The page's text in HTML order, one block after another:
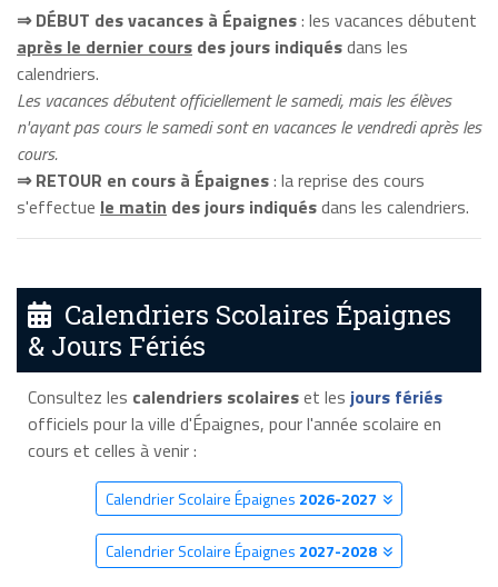
⇒ DÉBUT des vacances à Épaignes: les vacances débutent
après le dernier cours des jours indiquésdans les
calendriers.
Les vacances débutent officiellement le samedi, mais les élèves
n'ayant pas cours le samedi sont en vacances le vendredi après les
cours.
⇒ RETOUR en cours à Épaignes: la reprise des cours
s'effectue le matin des jours indiquésdans les calendriers.
Calendriers Scolaires Épaignes
& Jours Fériés
Consultez les calendriers scolaireset les jours fériés
officiels pour la ville d'Épaignes, pour l'année scolaire en
cours et celles à venir :
Calendrier Scolaire Épaignes 2026-2027
Calendrier Scolaire Épaignes 2027-2028